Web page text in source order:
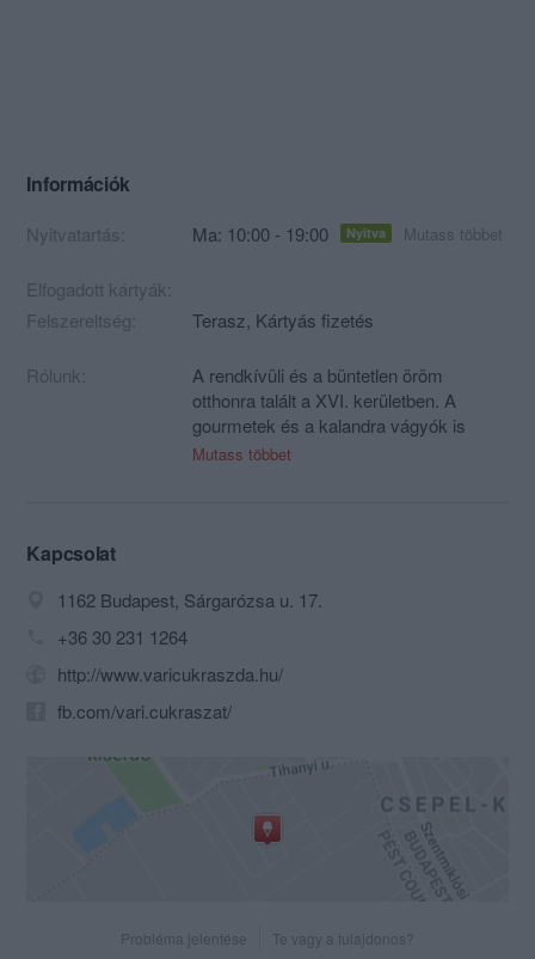
Információk
Nyitvatartás: Ma: 10:00 - 19:00 Nyitva Mutass többet
Elfogadott kártyák:
Felszereltség:
Terasz, Kártyás fizetés
Rólunk:
A rendkívüli és a büntetlen öröm
otthonra talált a XVI. kerületben. A
gourmetek és a kalandra vágyók is
kedvükre csemegézhetnek fagylaltjaink
“csipkebogyó rózsalekvárral”, vagy a
igényes megformáltságot, a tartalom és
forma egységét, amelybe egyedülálló
ízhatást bújtatunk.
Biotejből dolgozunk, sokféle
biogyümölcsből gondolván ezzel a
tejcukorérzékenyekre, a diétázókra és a
cukorbetegekre is. Alapanyagainkra
odafigyelünk, fontos, hogy ne
tartalmazzanak tartósítószert, káros
amelyeket steviával, szójatejjel vagy
Mutass többet
Kapcsolat
1162 Budapest, Sárgarózsa u. 17.
+36 30 231 1264
http://www.varicukraszda.hu/
fb.com/vari.cukraszat/
Probléma jelentése Te vagy a tulajdonos?